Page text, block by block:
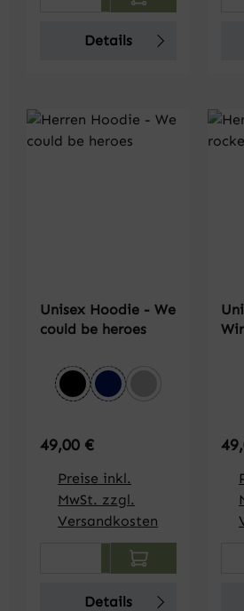
Details
Unisex Hoodie - We
could be heroes
Farbeauswählen
schwarzdunkelblaugrau meliert
Regulärer Preis:
49,00 €
Preise inkl.
MwSt. zzgl.
Versandkosten
Produkt Anzahl: Gib
Details